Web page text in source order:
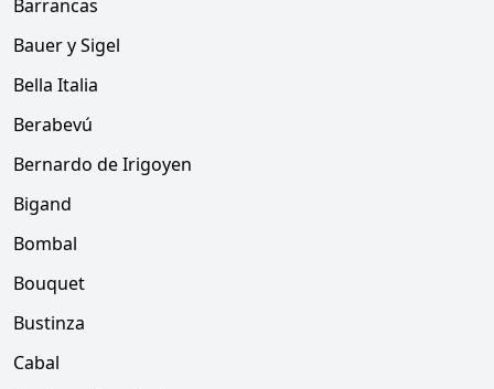
Barrancas
Bauer y Sigel
Bella Italia
Berabevú
Bernardo de Irigoyen
Bigand
Bombal
Bouquet
Bustinza
Cabal